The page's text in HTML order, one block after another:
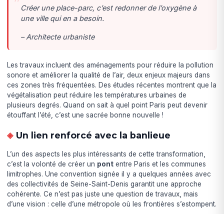
Créer une place-parc, c’est redonner de l’oxygène à
une ville qui en a besoin.
– Architecte urbaniste
Les travaux incluent des aménagements pour réduire la pollution
sonore et améliorer la qualité de l’air, deux enjeux majeurs dans
ces zones très fréquentées. Des études récentes montrent que la
végétalisation peut réduire les températures urbaines de
plusieurs degrés. Quand on sait à quel point Paris peut devenir
étouffant l’été, c’est une sacrée bonne nouvelle !
Un lien renforcé avec la banlieue
L’un des aspects les plus intéressants de cette transformation,
c’est la volonté de créer un pont entre Paris et les communes
limitrophes. Une convention signée il y a quelques années avec
des collectivités de Seine-Saint-Denis garantit une approche
cohérente. Ce n’est pas juste une question de travaux, mais
d’une vision : celle d’une métropole où les frontières s’estompent.